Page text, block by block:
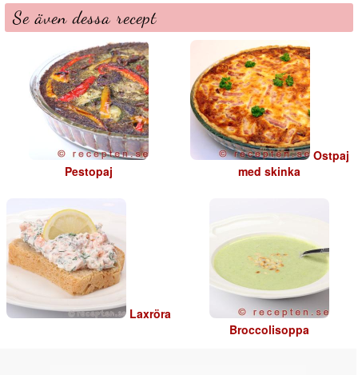
Se även dessa recept
Pestopaj
Ostpaj
med skinka
Laxröra
Broccolisoppa